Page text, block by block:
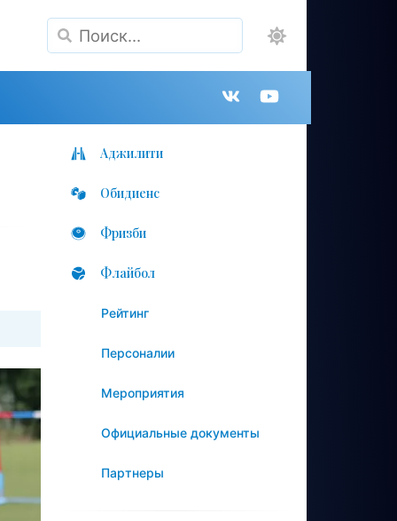
Поиск
Группа
Аджилити
Обидиенс
Фризби
Флайбол
Рейтинг
Персоналии
Мероприятия
Официальные документы
Партнеры